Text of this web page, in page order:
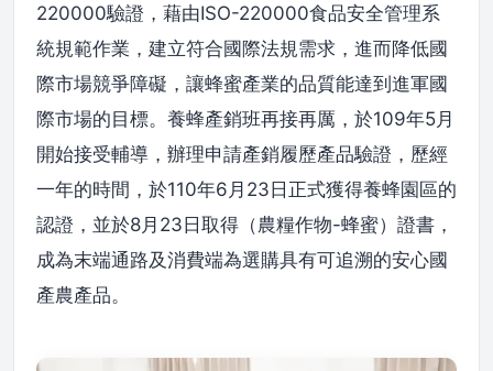
220000驗證，藉由ISO-220000食品安全管理系
統規範作業，建立符合國際法規需求，進而降低國
際市場競爭障礙，讓蜂蜜產業的品質能達到進軍國
際市場的目標。養蜂產銷班再接再厲，於109年5月
開始接受輔導，辦理申請產銷履歷產品驗證，歷經
一年的時間，於110年6月23日正式獲得養蜂園區的
認證，並於8月23日取得（農糧作物-蜂蜜）證書，
成為末端通路及消費端為選購具有可追溯的安心國
產農產品。